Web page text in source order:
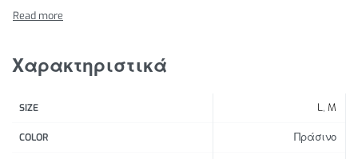
στήριξη
Τσέπη στο πίσω μέρος του λαιμού για μικρά
Ελευθερία κινήσεων
Χαρακτηριστικά
SIZE L, M
COLOR Πράσινο